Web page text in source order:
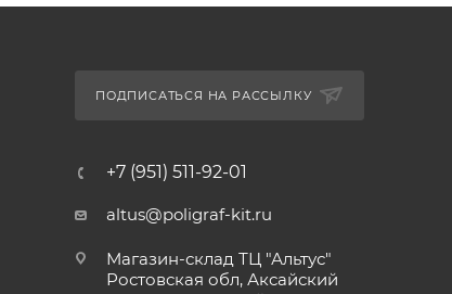
ПОДПИСАТЬСЯ НА РАССЫЛКУ
+7 (951) 511-92-01
altus@poligraf-kit.ru
Магазин-склад ТЦ "Альтус"
Ростовская обл, Аксайский